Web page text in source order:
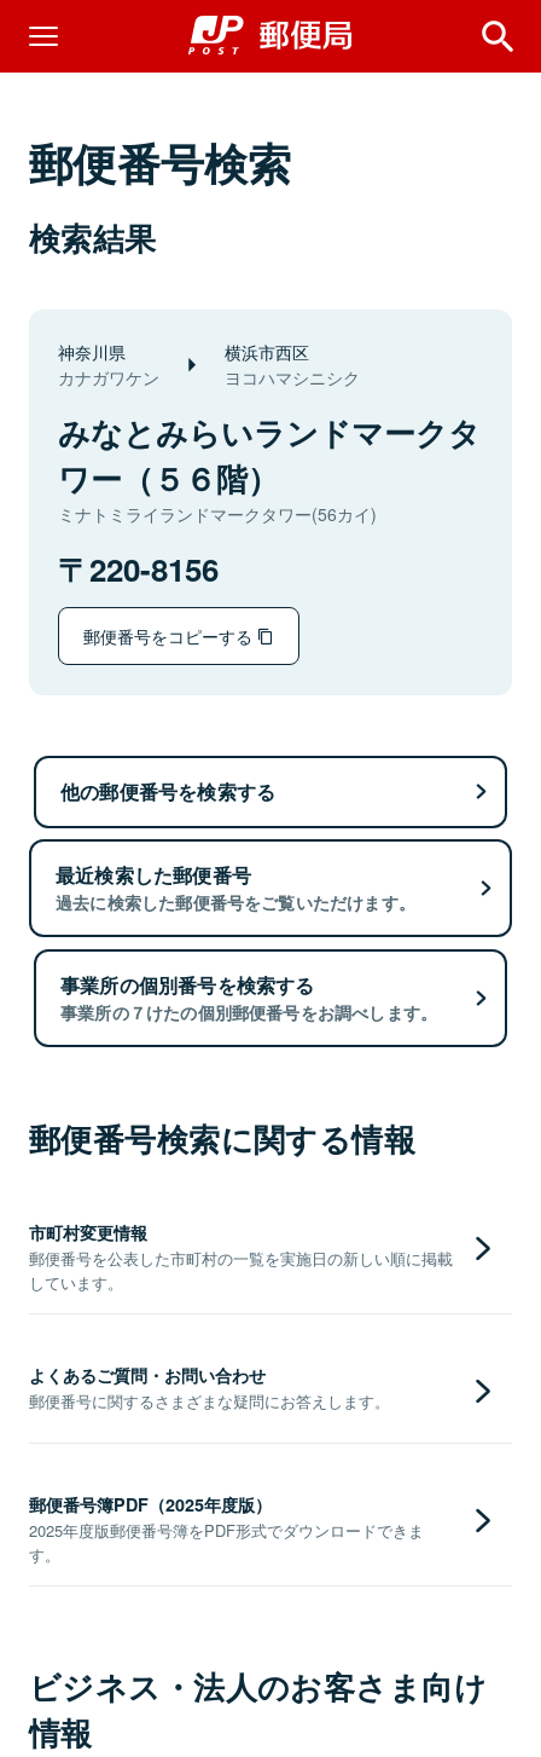
郵便番号検索
検索結果
神奈川県
カナガワケン
横浜市西区
ヨコハマシニシク
みなとみらいランドマークタ
ワー（５６階）
ミナトミライランドマークタワー(56カイ)
220-8156
郵便番号をコピーする
他の郵便番号を検索する
最近検索した郵便番号
過去に検索した郵便番号をご覧いただけます。
事業所の個別番号を検索する
事業所の７けたの個別郵便番号をお調べします。
郵便番号検索に関する情報
市町村変更情報
郵便番号を公表した市町村の一覧を実施日の新しい順に掲載
しています。
よくあるご質問・お問い合わせ
郵便番号に関するさまざまな疑問にお答えします。
郵便番号簿PDF（2025年度版）
2025年度版郵便番号簿をPDF形式でダウンロードできま
す。
ビジネス・法人のお客さま向け
情報